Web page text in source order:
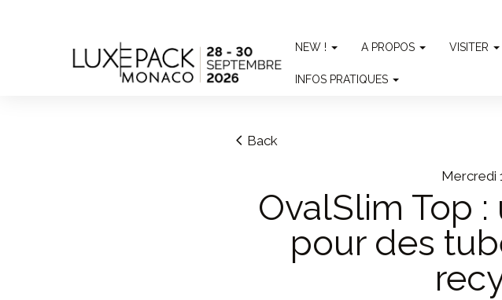
NEW ! A PROPOS VISITER
INFOS PRATIQUES
Back
OvalSlim Top
pour des